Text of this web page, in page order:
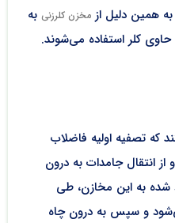
همین دلیل از مخزن کلرزنی به
کلر استفاده می‌شوند.
تصفیه اولیه فاضلاب
انتقال جامدات به درون
شده به این مخازن، طی
و سپس به درون چاه